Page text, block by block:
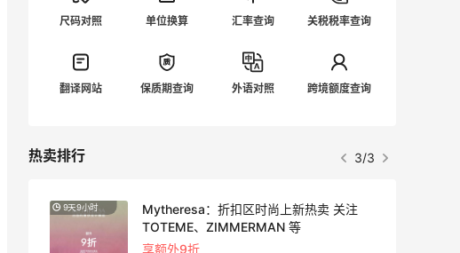
尺码对照 单位换算 汇率查询 关税税率查询
翻译网站 保质期查询 外语对照 跨境额度查询
热卖排行 1/3
2天21小时
【55专享】Bobbi Brown 美网：美妆礼
遇！满$150立省$50
满赠正装橘子眼霜+精华唇蜜等好礼